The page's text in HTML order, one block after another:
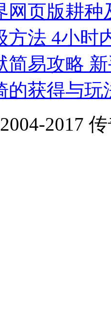
网页版耕种
方法 4小时
简易攻略
的获得与玩
2017